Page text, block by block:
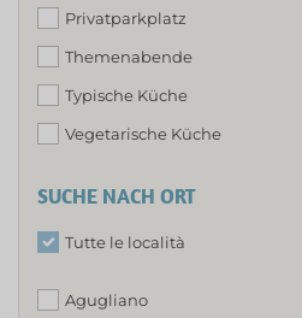
Privatparkplatz
Themenabende
Typische Küche
Vegetarische Küche
SUCHE NACH ORT
Tutte le località
Agugliano